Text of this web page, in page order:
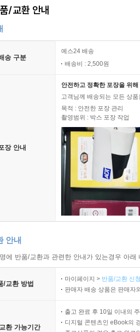
/교환 안내
송 구분
예스24 배송
배송비 : 2,500원
장 안내
안전하고 정확한 포장을 위
고객님께 배송되는 모든 상
목적 : 안전한 포장 관리
촬영범위 : 박스 포장 작업
안내
에 반품/교환과 관련한 안내가 있는경우 아
/교환 방법
마이페이지 > 반품/교환 신
판매자 배송 상품은 판매자
환 가능기간
출고 완료 후 10일 이내의
디지털 콘텐츠인 eBook의